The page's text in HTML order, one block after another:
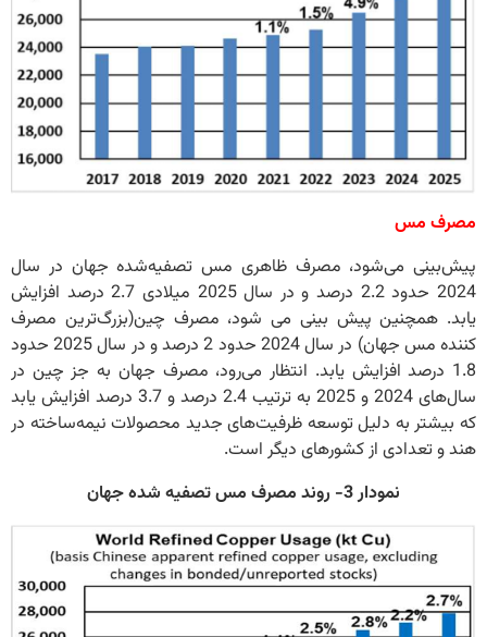
مصرف مس
پیش‌بینی می‌شود، مصرف ظاهری مس تصفیه‌شده جهان در سال
2024 حدود 2.2 درصد و در سال 2025 میلادی 2.7 درصد افزایش
یابد. همچنین پیش بینی می شود، مصرف چین(بزرگ‌ترین مصرف
کننده مس جهان) در سال 2024 حدود 2 درصد و در سال 2025 حدود
1.8 درصد افزایش یابد. انتظار می‌رود، مصرف جهان به جز چین در
سال‌های 2024 و 2025 به ترتیب 2.4 درصد و 3.7 درصد افزایش یابد
که بیشتر به دلیل توسعه ظرفیت‌های جدید محصولات نیمه‌ساخته در
هند و تعدادی از کشورهای دیگر است.
نمودار 3- روند مصرف مس تصفیه شده جهان